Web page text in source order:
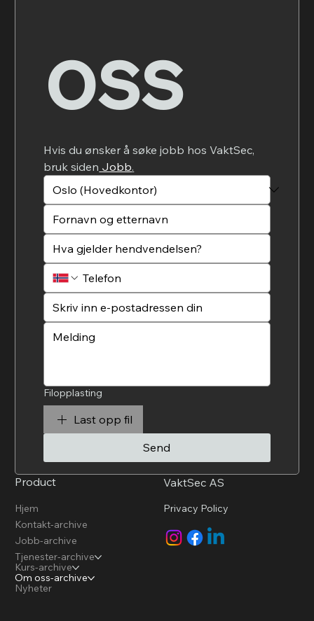
oss
Hvis du ønsker å søke jobb hos VaktSec,
bruk siden Jobb.
Filopplasting
Last opp fil
Send
Product
Hjem
Kontakt-archive
Jobb-archive
Tjenester-archive
Kurs-archive
Om oss-archive
Nyheter
VaktSec AS
Privacy Policy